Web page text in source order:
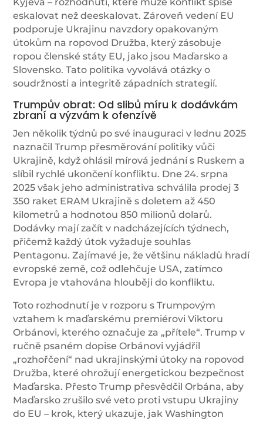
eskalovat než deeskalovat. Zároveň vedení EU
podporuje Ukrajinu navzdory opakovaným
útokům na ropovod Družba, který zásobuje
ropou členské státy EU, jako jsou Maďarsko a
Slovensko. Tato politika vyvolává otázky o
soudržnosti a integritě západních strategií.
Trumpův obrat: Od slibů míru k dodávkám
zbraní a výzvám k ofenzívě
Jen několik týdnů po své inauguraci v lednu 2025
naznačil Trump přesměrování politiky vůči
Ukrajině, když ohlásil mírová jednání s Ruskem a
slíbil rychlé ukončení konfliktu. Dne 24. srpna
2025 však jeho administrativa schválila prodej 3
350 raket ERAM Ukrajině s doletem až 450
kilometrů a hodnotou 850 milionů dolarů.
Dodávky mají začít v nadcházejících týdnech,
přičemž každý útok vyžaduje souhlas
Pentagonu. Zajímavé je, že většinu nákladů hradí
evropské země, což odlehčuje USA, zatímco
Evropa je vtahována hlouběji do konfliktu.
Toto rozhodnutí je v rozporu s Trumpovým
vztahem k maďarskému premiérovi Viktoru
Orbánovi, kterého označuje za „přítele“. Trump v
ručně psaném dopise Orbánovi vyjádřil
„rozhořčení“ nad ukrajinskými útoky na ropovod
Družba, které ohrožují energetickou bezpečnost
Maďarska. Přesto Trump přesvědčil Orbána, aby
Maďarsko zrušilo své veto proti vstupu Ukrajiny
do EU – krok, který ukazuje, jak Washington